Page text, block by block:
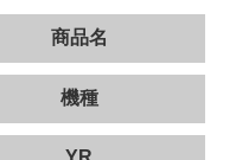
商品名
機種